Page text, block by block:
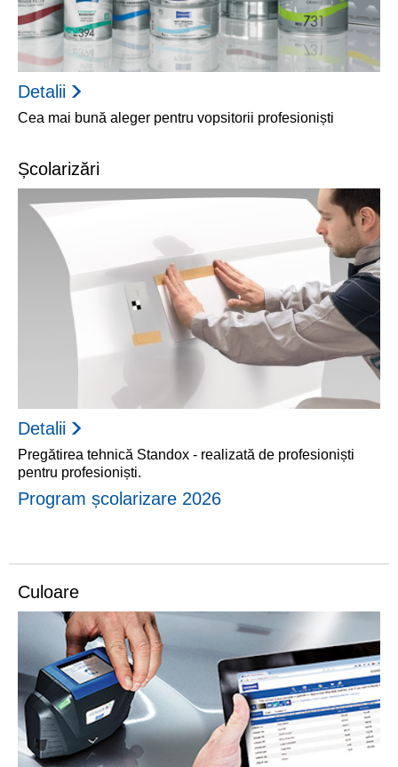
Detalii
Cea mai bună aleger pentru vopsitorii profesioniști
Școlarizări
Detalii
Pregătirea tehnică Standox - realizată de profesioniști
pentru profesioniști.
Program școlarizare 2026
Culoare